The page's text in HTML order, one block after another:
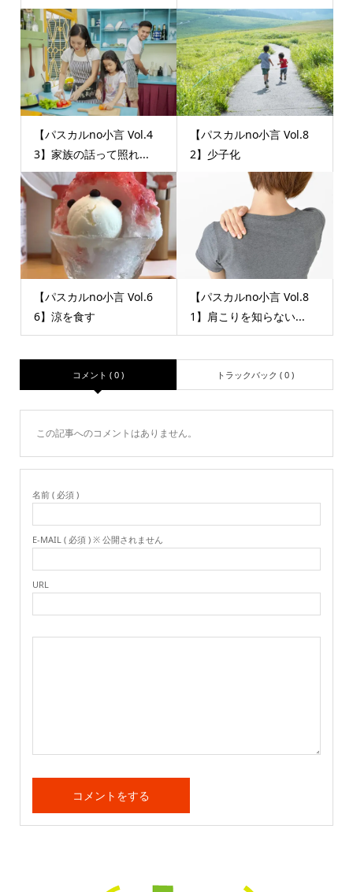
【パスカルno小言 Vol.4
3】家族の話って照れ...
【パスカルno小言 Vol.8
2】少子化
【パスカルno小言 Vol.6
6】涼を食す
【パスカルno小言 Vol.8
1】肩こりを知らない...
コメント ( 0 ) トラックバック ( 0 )
この記事へのコメントはありません。
名前 ( 必須 )
E-MAIL ( 必須 ) ※ 公開されません
URL